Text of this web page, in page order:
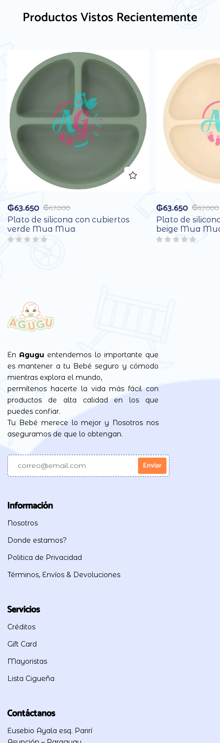
Productos Vistos Recientemente
₲67.000
₲63.650
Plato de silicona con cubiertos
verde Mua Mua
₲67.000
₲63.650
Plato de
beige Mua
En Agugu entendemos lo importante que
es mantener a tu Bebé seguro y cómodo
mientras explora el mundo,
permítenos hacerte la vida más fácil con
productos de alta calidad en los que
puedes confiar.
Tu Bebé merece lo mejor y Nosotros nos
aseguramos de que lo obtengan.
Información
Nosotros
Donde estamos?
Politica de Privacidad
Términos, Envíos & Devoluciones
Servicios
Créditos
Gift Card
Mayoristas
Lista Cigueña
Contáctanos
Eusebio Ayala esq. Parirí